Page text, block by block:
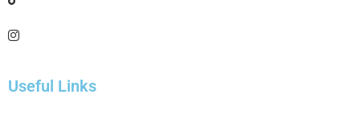
Useful Links